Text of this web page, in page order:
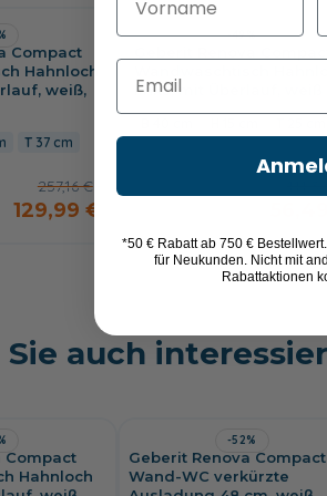
Compact
Hahnloch
weiß,
37 cm
257,16 €
129,99 €
-49%
links, mit Überlauf, weiß
auch
Compact
Hahnloch
-52%
Geberit Renova Compact
Wand-WC verkürzte
Email
*50 € Rabatt ab 750 €
für Neukunden. Nicht mit
Rabattaktionen